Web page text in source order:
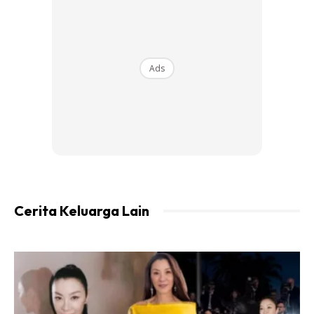
Khas untuk wanita sekiranya mengamalkan air rebusan biji
keguguran rambut malah ia dikatakan mampu mengubati
kulit kepala yang sering gatal seperti kelemumur.
Ads
Cerita Keluarga Lain